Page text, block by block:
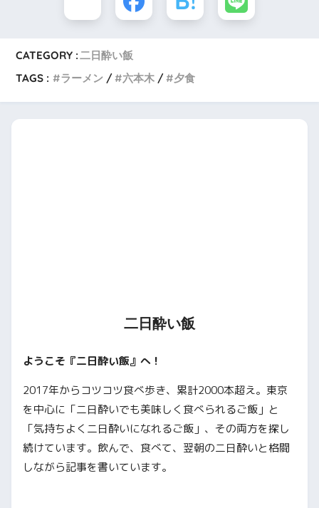
CATEGORY :二日酔い飯
TAGS :
ラーメン 六本木 夕食
二日酔い飯
ようこそ『二日酔い飯』へ！
2017年からコツコツ食べ歩き、累計2000本超え。東京
を中心に「二日酔いでも美味しく食べられるご飯」と
「気持ちよく二日酔いになれるご飯」、その両方を探し
続けています。飲んで、食べて、翌朝の二日酔いと格闘
しながら記事を書いています。